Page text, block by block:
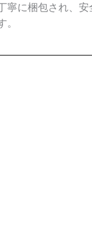
寧に梱包され、安
。